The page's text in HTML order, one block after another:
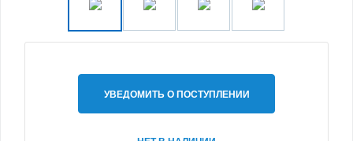
УВЕДОМИТЬ О ПОСТУПЛЕНИИ